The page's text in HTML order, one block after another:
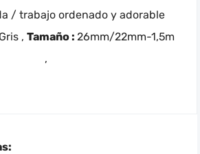
/ trabajo ordenado y adorable
, Tamaño : 26mm/22mm-1,5m
,